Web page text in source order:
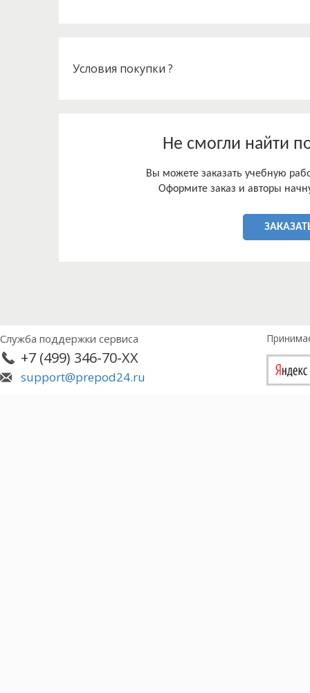
Условия покупки ?
Не смогли найти
Вы можете заказать учебную
Оформите заказ и авторы
Служба поддержки сервиса
+7 (499) 346-70-XX
support@prepod24.ru